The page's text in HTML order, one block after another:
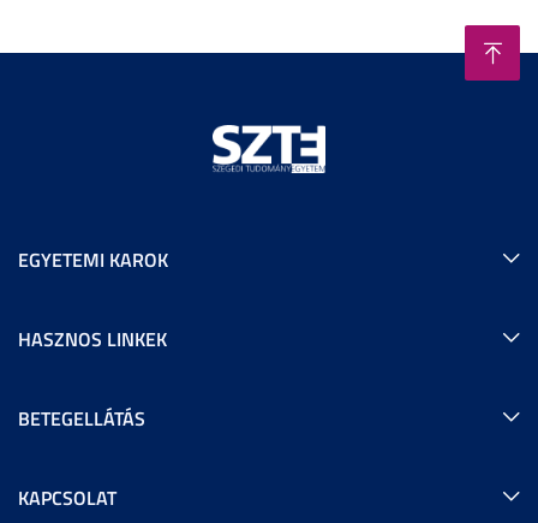
EGYETEMI KAROK
HASZNOS LINKEK
BETEGELLÁTÁS
KAPCSOLAT